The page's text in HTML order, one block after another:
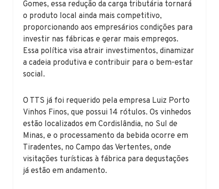
Gomes, essa redução da carga tributária tornará
o produto local ainda mais competitivo,
proporcionando aos empresários condições para
investir nas fábricas e gerar mais empregos.
Essa política visa atrair investimentos, dinamizar
a cadeia produtiva e contribuir para o bem-estar
social.
O TTS já foi requerido pela empresa Luiz Porto
Vinhos Finos, que possui 14 rótulos. Os vinhedos
estão localizados em Cordislândia, no Sul de
Minas, e o processamento da bebida ocorre em
Tiradentes, no Campo das Vertentes, onde
visitações turísticas à fábrica para degustações
já estão em andamento.